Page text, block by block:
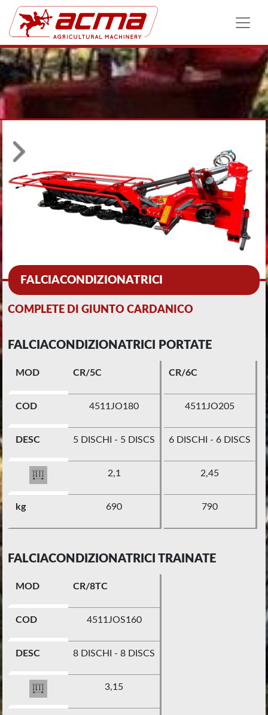
FALCIACONDIZIONATRICI
COMPLETE DI GIUNTO CARDANICO
FALCIACONDIZIONATRICI PORTATE
MOD
COD
DESC
kg
CR/5C
4511JO180
5 DISCHI - 5 DISCS
2,1
690
CR/6C
4511JO205
6 DISCHI - 6 DISCS
2,45
790
FALCIACONDIZIONATRICI TRAINATE
MOD
COD
DESC
CR/8TC
4511JOS160
8 DISCHI - 8 DISCS
3,15